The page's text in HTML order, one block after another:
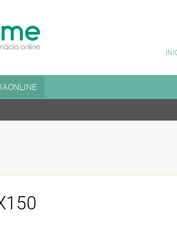
PESQUISAR